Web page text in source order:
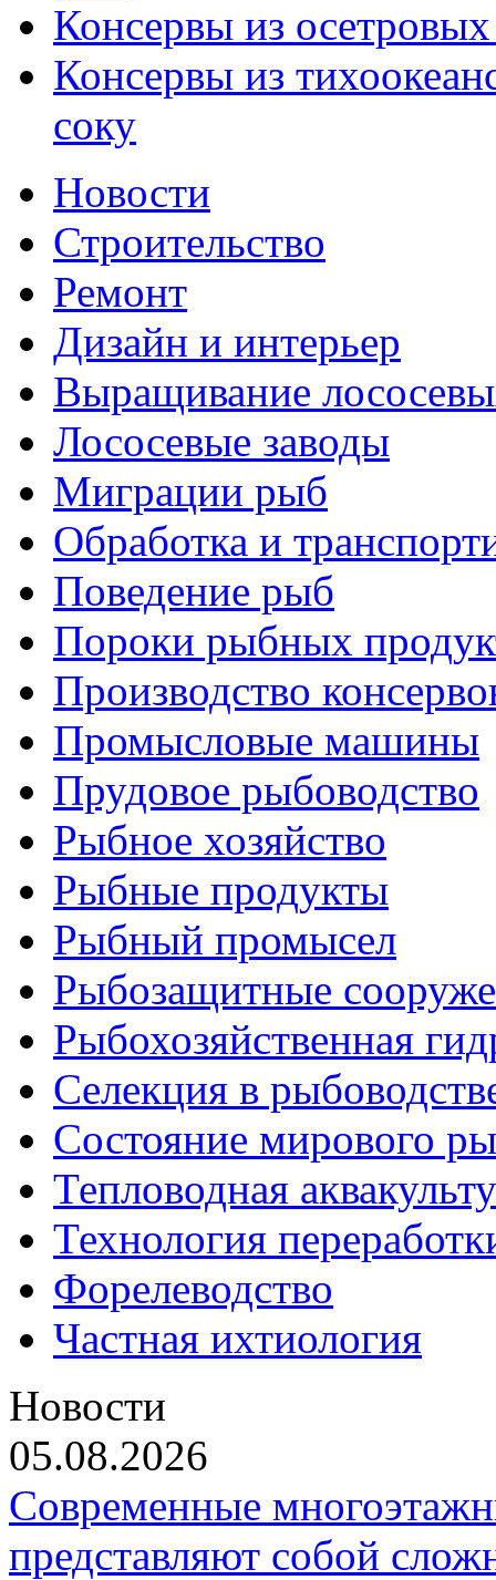
Консервы из
Консервы из
соку
Новости
Строительство
Ремонт
Дизайн и интерьер
Выращивание
Лососевые заводы
Миграции рыб
Обработка и
Поведение рыб
Пороки рыбных
Производство
Промысловые машины
Прудовое рыбоводство
Рыбное хозяйство
Рыбные продукты
Рыбный промысел
Рыбозащитные
Рыбохозяйственная
Селекция в
Состояние мирового
Тепловодная
Технология
Форелеводство
Частная ихтиология
Новости
05.08.2026
Современные
представляют собой